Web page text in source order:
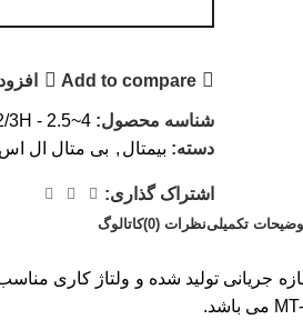
Add to compare
شناسه محصول: 3H - 2.5~4
دسته: بیمتال , بی متال ال اس
اشتراک گذاری:
تکمیلینظرات (0) کاتالوگ